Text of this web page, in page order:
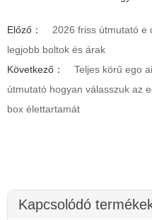
Előző：
2026 friss útmutató
legjobb boltok és árak
Következő：
Teljes körű ego
útmutató hogyan válasszuk az
box élettartamát
Kapcsolódó